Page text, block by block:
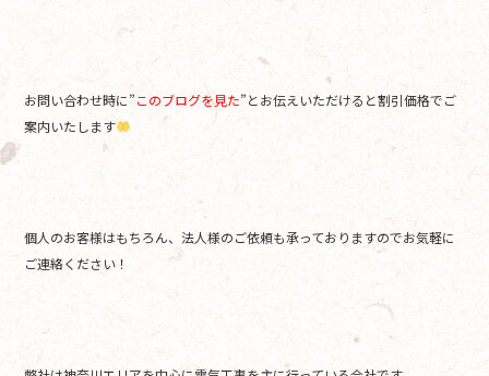
お問い合わせ時に”このブログを見た”とお伝えいただけると割引価格でご
案内いたします
個人のお客様はもちろん、法人様のご依頼も承っておりますのでお気軽に
ご連絡ください！